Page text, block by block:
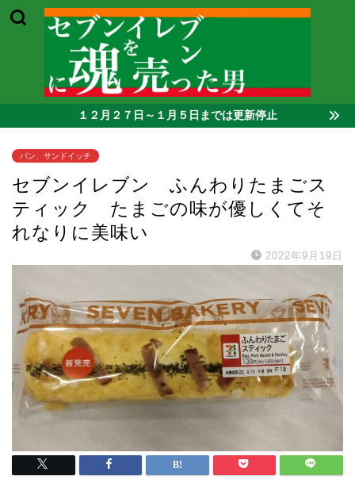
１２月２７日～１月５日までは更新停止
パン、サンドイッチ
セブンイレブン ふんわりたまごス
ティック たまごの味が優しくてそ
れなりに美味い
2022年9月19日